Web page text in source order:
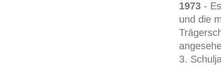
1973 -
und die
3.